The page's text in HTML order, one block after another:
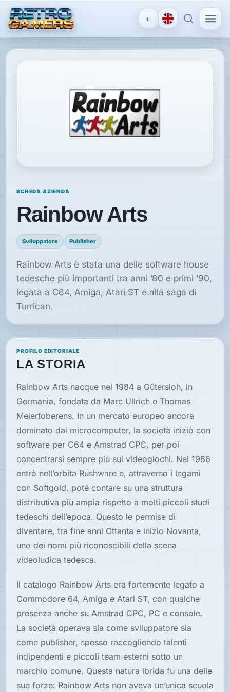
◐
MENU
Registrati
Recensioni
Speciali
Guide
Classici
Emulatori
e
Memories
Interviste
Hardware
PIATTAFORME
Tutte
le
piattaforme
Computer
Arcade
SCHEDA AZIENDA
Rainbow Arts
Sviluppatore Publisher
Rainbow Arts è stata una delle software house
tedesche più importanti tra anni ’80 e primi ’90,
legata a C64, Amiga, Atari ST e alla saga di
Turrican.
PROFILO EDITORIALE
LA STORIA
Rainbow Arts nacque nel 1984 a Gütersloh, in
Germania, fondata da Marc Ullrich e Thomas
Meiertoberens. In un mercato europeo ancora
dominato dai microcomputer, la società iniziò con
software per C64 e Amstrad CPC, per poi
concentrarsi sempre più sui videogiochi. Nel 1986
entrò nell’orbita Rushware e, attraverso i legami
con Softgold, poté contare su una struttura
distributiva più ampia rispetto a molti piccoli studi
tedeschi dell’epoca. Questo le permise di
diventare, tra fine anni Ottanta e inizio Novanta,
uno dei nomi più riconoscibili della scena
videoludica tedesca.
Il catalogo Rainbow Arts era fortemente legato a
Commodore 64, Amiga e Atari ST, con qualche
presenza anche su Amstrad CPC, PC e console.
La società operava sia come sviluppatore sia
come publisher, spesso raccogliendo talenti
indipendenti e piccoli team esterni sotto un
marchio comune. Questa natura ibrida fu una delle
sue forze: Rainbow Arts non aveva un’unica scuola